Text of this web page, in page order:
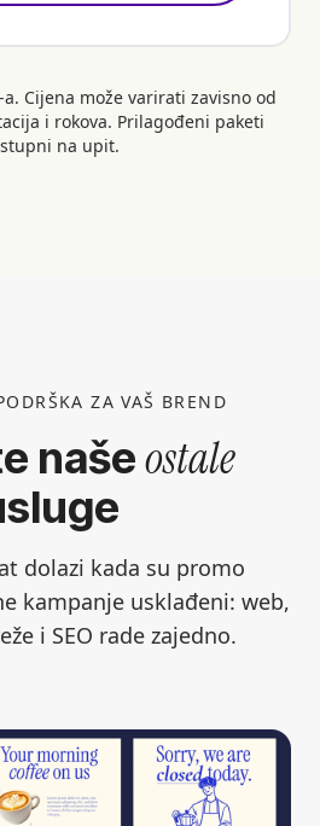
a. Cijena može varirati zavisno od
i rokova. Prilagođeni paketi
na upit.
ZA VAŠ BREND
našeostale
dolazi kada su promo
kampanje usklađeni: web,
i SEO rade zajedno.